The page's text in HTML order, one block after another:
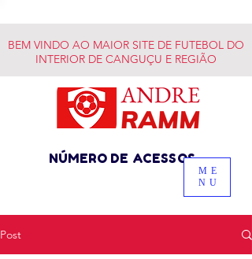
BEM VINDO AO MAIOR SITE DE FUTEBOL DO
INTERIOR DE CANGUÇU E REGIÃO
NÚMERO DE ACESSOS
ME
NU
Post